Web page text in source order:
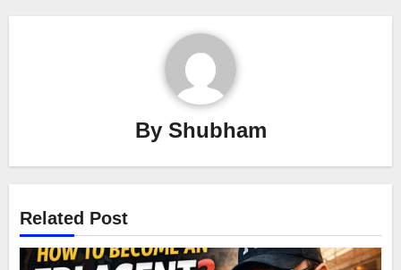
By Shubham
Related Post